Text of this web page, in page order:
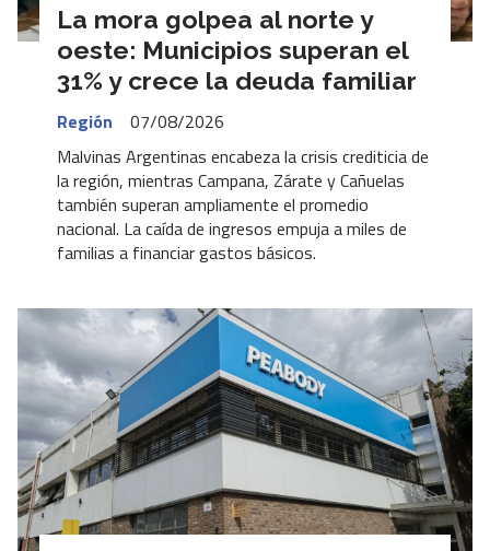
La mora golpea al norte y
oeste: Municipios superan el
31% y crece la deuda familiar
Región
07/08/2026
Malvinas Argentinas encabeza la crisis crediticia de
la región, mientras Campana, Zárate y Cañuelas
también superan ampliamente el promedio
nacional. La caída de ingresos empuja a miles de
familias a financiar gastos básicos.